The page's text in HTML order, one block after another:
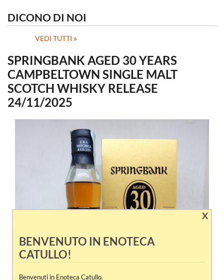
DICONO DI NOI
VEDI TUTTI
SPRINGBANK AGED 30 YEARS
CAMPBELTOWN SINGLE MALT
SCOTCH WHISKY RELEASE
24/11/2025
X
BENVENUTO IN ENOTECA
CATULLO!
Benvenuti in Enoteca Catullo.